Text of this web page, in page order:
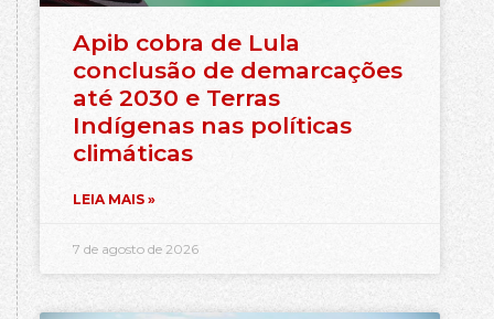
Apib cobra de Lula
conclusão de demarcações
até 2030 e Terras
Indígenas nas políticas
climáticas
LEIA MAIS »
7 de agosto de 2026